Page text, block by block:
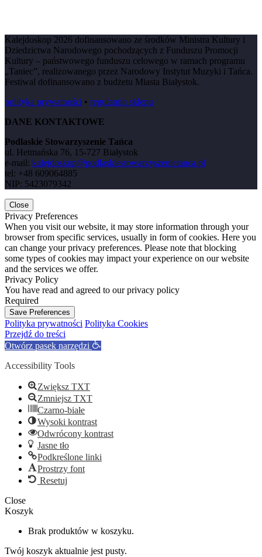
Kalejdoskop 2026 dofinansowano ze środków Ministra Kultury i
Dziedzictwa Narodowego pochodzących z Funduszu Promocji
Kultury – państwowego funduszu celowego w ramach programu
„Taniec”, realizowanego przez Narodowy Instytut Muzyki i Tańca.
Festiwal dofinansowano z budżetu Miasta Białystok.
polityka prywatności • regulamin sklepu
DANE KONTAKTOWE
Podlaskie Stowarzyszenie Tańca
ul. Hetmańska 76, 15-727 Białystok
e-mail: kalejdoskop@podlaskiestowarzyszenietanca.pl
tel: +48 609064885
NIP: 5423079342
Close
Privacy Preferences
When you visit our website, it may store information through your
browser from specific services, usually in form of cookies. Here you
can change your privacy preferences. Please note that blocking
some types of cookies may impact your experience on our website
and the services we offer.
Privacy Policy
You have read and agreed to our privacy policy
Required
Save Preferences
Polityka prywatności Polityka Cookies
Przejdź do treści
Otwórz pasek narzędzi
Accessibility Tools
Zwiększ TXT
Zmniejsz TXT
Czarno-białe
Wysoki kontrast
Odwrócony kontrast
Jasne tło
Podkreślone linki
Prostrzy font
Resetuj
Close
Koszyk
Brak produktów w koszyku.
Twój koszyk aktualnie jest pusty.